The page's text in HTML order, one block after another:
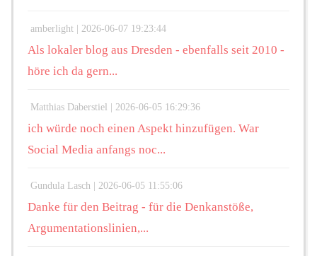
amberlight | 2026-06-07 19:23:44
Als lokaler blog aus Dresden - ebenfalls seit 2010 -
höre ich da gern...
Matthias Daberstiel | 2026-06-05 16:29:36
ich würde noch einen Aspekt hinzufügen. War
Social Media anfangs noc...
Gundula Lasch | 2026-06-05 11:55:06
Danke für den Beitrag - für die Denkanstöße,
Argumentationslinien,...